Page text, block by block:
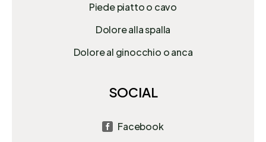
Piede piatto o cavo
Dolore alla spalla
Dolore al ginocchio o anca
SOCIAL
 Facebook